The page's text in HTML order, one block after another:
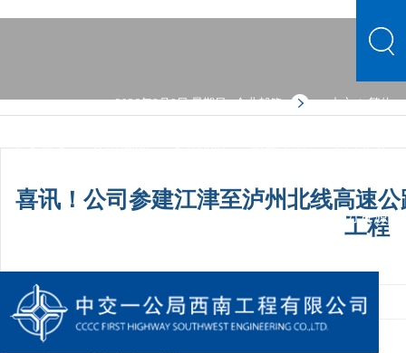
2026年8月9日 星期日企业邮箱 中文 | 繁体
中文首页 公司概况 文化品牌 新闻中心 主营业务
人力资源
喜讯！公司参建江津至泸州北线高速
工程
发布时间：2025-11-18 08:50:04手机阅读量：1